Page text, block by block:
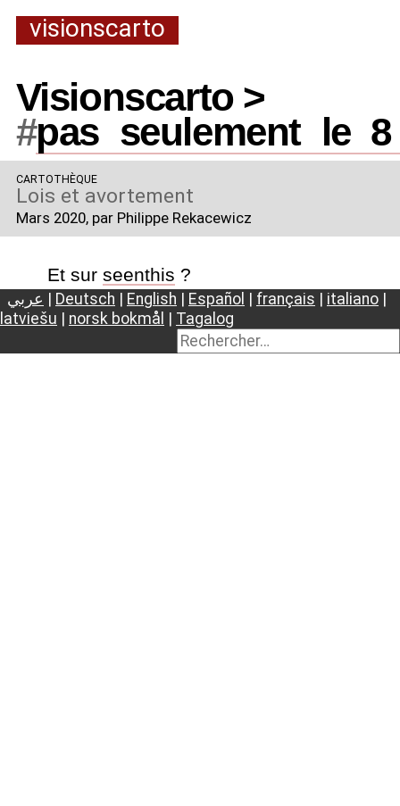
visionscarto
Visionscarto >
#pas_ seulement_ le_ 8
CARTOTHÈQUE
Lois et avortement
Mars 2020, par Philippe Rekacewicz
Et sur seenthis ?
عربي Deutsch English Español français italiano
latviešu
norsk bokmål Tagalog